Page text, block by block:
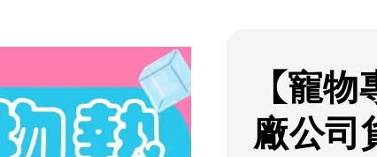
【寵
廠公司